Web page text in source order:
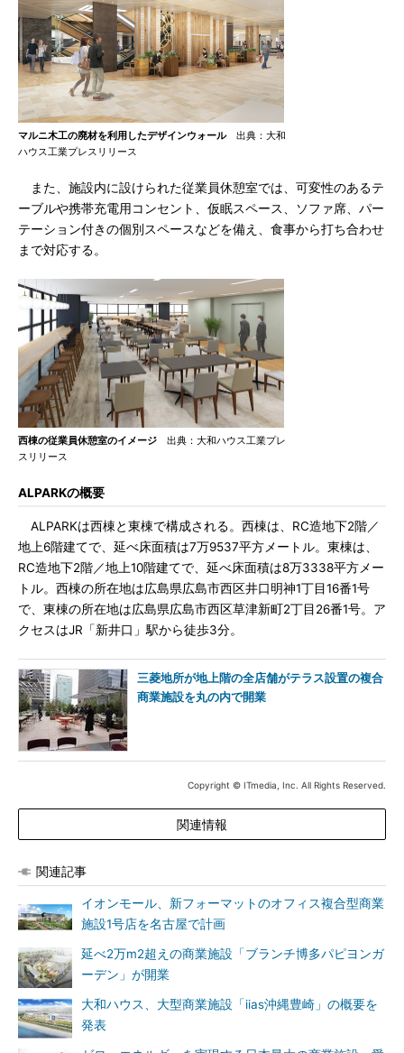
マルニ木工の廃材を利用したデザインウォール出典：大和
ハウス工業プレスリリース
また、施設内に設けられた従業員休憩室では、可変性のあるテ
ーブルや携帯充電用コンセント、仮眠スペース、ソファ席、パー
テーション付きの個別スペースなどを備え、食事から打ち合わせ
まで対応する。
西棟の従業員休憩室のイメージ 出典：大和ハウス工業プレ
スリリース
ALPARKの概要
ALPARKは西棟と東棟で構成される。西棟は、RC造地下2階／
地上6階建てで、延べ床面積は7万9537平方メートル。東棟は、
RC造地下2階／地上10階建てで、延べ床面積は8万3338平方メー
トル。西棟の所在地は広島県広島市西区井口明神1丁目16番1号
で、東棟の所在地は広島県広島市西区草津新町2丁目26番1号。ア
クセスはJR「新井口」駅から徒歩3分。
三菱地所が地上階の全店舗がテラス設置の複合
商業施設を丸の内で開業
Copyright © ITmedia, Inc. All Rights Reserved.
関連情報
関連記事
イオンモール、新フォーマットのオフィス複合型商業
施設1号店を名古屋で計画
延べ2万m2超えの商業施設「ブランチ博多パピヨンガ
ーデン」が開業
大和ハウス、大型商業施設「iias沖縄豊崎」の概要を
発表